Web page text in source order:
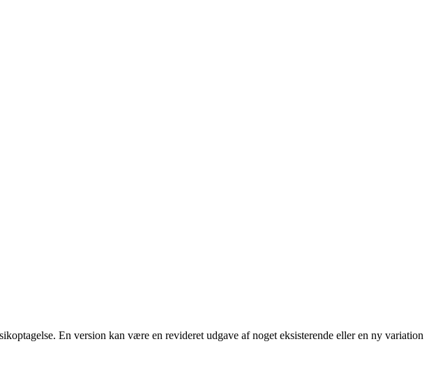
En version kan være en revideret udgave af noget eksisterende eller en ny variation